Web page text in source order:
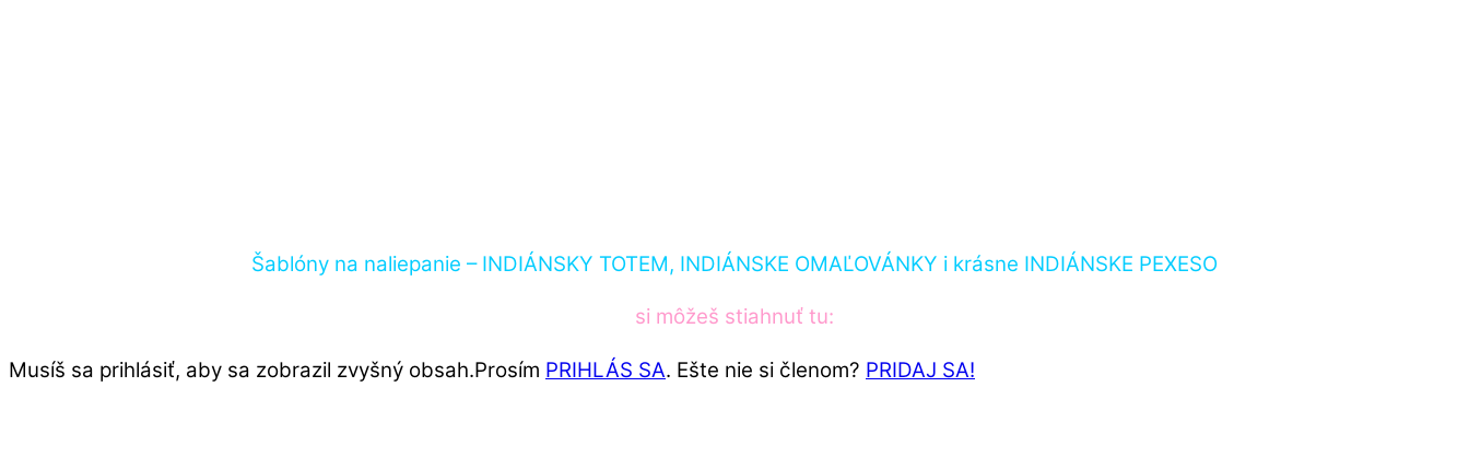
Šablóny na naliepanie – INDIÁNSKY TOTEM, INDIÁNSKE OMAĽOVÁNKY i krásne INDIÁNSKE PEXESO
si môžeš stiahnuť tu:
Musíš sa prihlásiť, aby sa zobrazil zvyšný obsah.Prosím PRIHLÁS SA. Ešte nie si členom? PRIDAJ SA!